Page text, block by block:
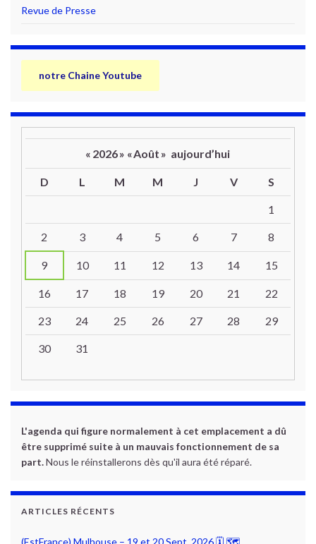
Revue de Presse
notre Chaine Youtube
« 2026» «Août » aujourd’hui
D L M M J V S
1
2 3 4 5 6 7 8
9 10 11 12 13 14 15
16 17 18 19 20 21 22
23 24 25 26 27 28 29
30 31
L'agenda qui figure normalement à cet emplacement a dû
être supprimé suite à un mauvais fonctionnement de sa
part.Nous le réinstallerons dès qu'il aura été réparé.
ARTICLES RÉCENTS
(EstFrance) Mulhouse – 19 et 20 Sept. 2026 🗓 🗺